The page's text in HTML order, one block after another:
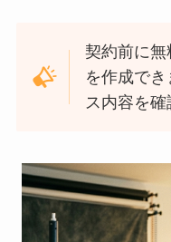
契約前に
を作成で
ス内容を確